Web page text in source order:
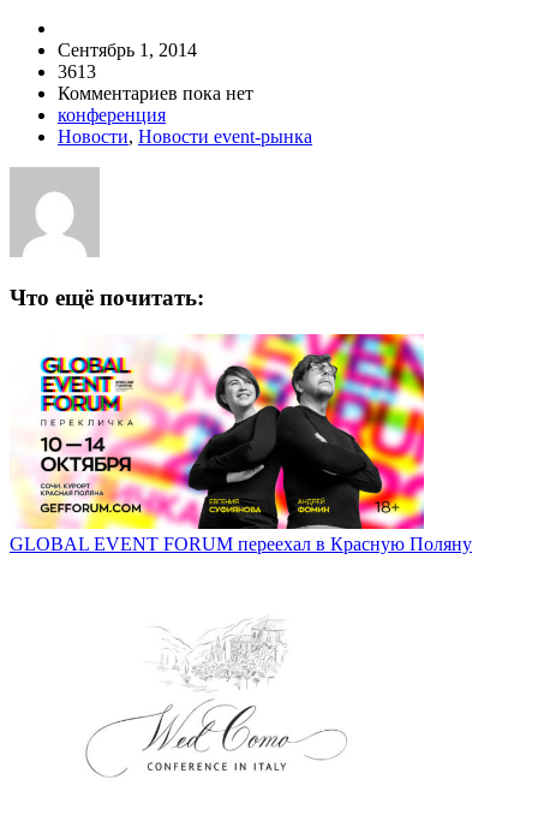
Сентябрь 1, 2014
3613
Комментариев пока нет
конференция
Новости, Новости event-рынка
Что ещё почитать:
GLOBAL EVENT FORUM переехал в Красную Поляну